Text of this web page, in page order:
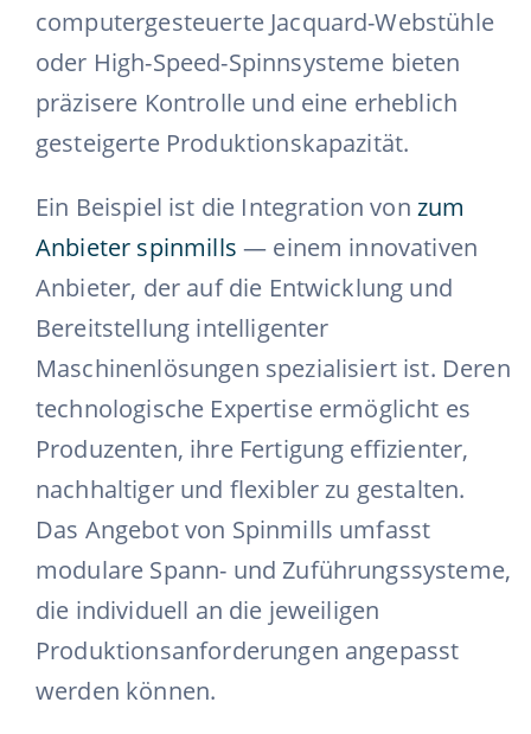
computergesteuerte Jacquard-Webstühle
oder High-Speed-Spinnsysteme bieten
präzisere Kontrolle und eine erheblich
gesteigerte Produktionskapazität.
Ein Beispiel ist die Integration von zum
Anbieter spinmills — einem innovativen
Anbieter, der auf die Entwicklung und
Bereitstellung intelligenter
Maschinenlösungen spezialisiert ist. Deren
technologische Expertise ermöglicht es
Produzenten, ihre Fertigung effizienter,
nachhaltiger und flexibler zu gestalten.
Das Angebot von Spinmills umfasst
modulare Spann- und Zuführungssysteme,
die individuell an die jeweiligen
Produktionsanforderungen angepasst
werden können.